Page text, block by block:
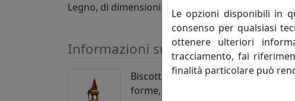
Legno, di dimensioni 44,5+36+31 cm di lunghezza
Informazioni sul brand
Biscottini International Art Trading
forme, società, esperienze.
Le opzioni disponibili in
consenso per qualsiasi
ottenere ulteriori
tracciamento, fai
finalità particolare può